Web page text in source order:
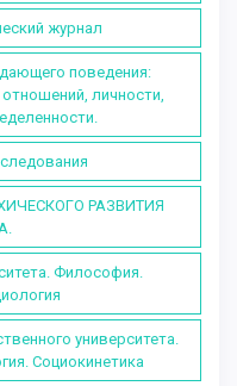
журнал
поведения:
личности,
РАЗВИТИЯ
Философия.
университета.
Социокинетика